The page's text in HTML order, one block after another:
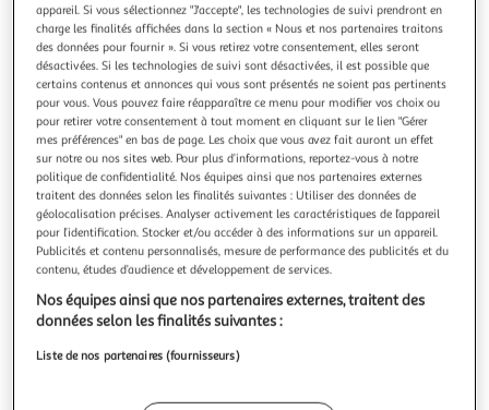
Illustration
précédente
Illustration
suivante
3.3 (3)
QILIVE
Robot pâtissier Q.5179 - Noir
1300 W, Capacité 4.5 L, 10 vitesses, Couvercle anti-
projections, 3 accessoires inclus
En savoir +
Garantie fabricant: 3 ans *
Vous voulez connaître le prix de ce produit ?
appareil. Si vous sélectionnez "J'accepte", les technologies de suivi prendront en
charge les finalités affichées dans la section « Nous et nos partenaires traitons
des données pour fournir ». Si vous retirez votre consentement, elles seront
désactivées. Si les technologies de suivi sont désactivées, il est possible que
certains contenus et annonces qui vous sont présentés ne soient pas pertinents
pour vous. Vous pouvez faire réapparaître ce menu pour modifier vos choix ou
pour retirer votre consentement à tout moment en cliquant sur le lien "Gérer
mes préférences" en bas de page. Les choix que vous avez fait auront un effet
sur notre ou nos sites web. Pour plus d’informations, reportez-vous à notre
politique de confidentialité. Nos équipes ainsi que nos partenaires externes
traitent des données selon les finalités suivantes : Utiliser des données de
géolocalisation précises. Analyser activement les caractéristiques de l’appareil
pour l’identification. Stocker et/ou accéder à des informations sur un appareil.
Publicités et contenu personnalisés, mesure de performance des publicités et du
contenu, études d’audience et développement de services.
Nos équipes ainsi que nos partenaires externes, traitent des
données selon les finalités suivantes :
Liste de nos partenaires (fournisseurs)